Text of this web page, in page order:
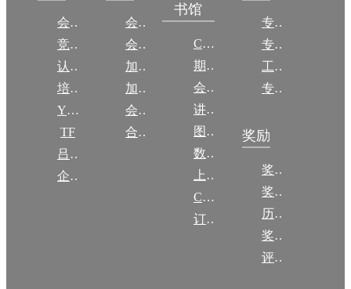
会议
竞赛
认证
培训
YOCSEF
TF
吕梁振兴
企智会
会员简介
会员权益
加入CCF
加入CCF
会员交费
合作伙伴
书馆
CCCF
期刊
会议
讲稿
图集
数图编审委员会
上传/发布作品
CCF DL Focus
订阅《计算》
专委简介
专委条例
工作问答
专委名单
奖励
奖励动态
奖励目录
历年获奖名单
奖项推荐
评奖条例